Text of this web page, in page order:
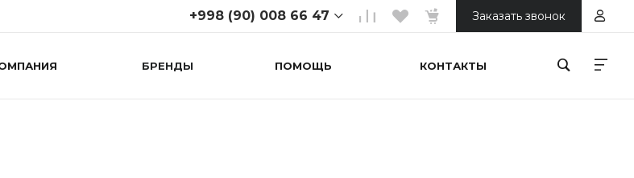
+998 (90) 008 66 47
+998 (90) 008 66 47
Заказать звонок
БРЕНДЫ ПОМОЩЬ КОНТАКТЫ